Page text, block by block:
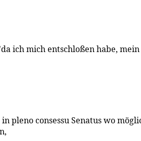
ich mich entschloßen habe,
pleno consessu Senatus wo